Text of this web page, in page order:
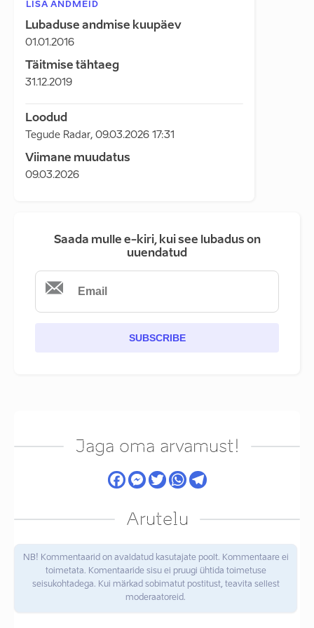
LISA ANDMEID
Lubaduse andmise kuupäev
01.01.2016
Täitmise tähtaeg
31.12.2019
Loodud
Tegude Radar, 09.03.2026 17:31
Viimane muudatus
09.03.2026
Saada mulle e-kiri, kui see lubadus on
uuendatud
SUBSCRIBE
Jaga oma arvamust!
Arutelu
NB! Kommentaarid on avaldatud kasutajate poolt. Kommentaare ei
toimetata. Komentaaride sisu ei pruugi ühtida toimetuse
seisukohtadega. Kui märkad sobimatut postitust, teavita sellest
moderaatoreid.